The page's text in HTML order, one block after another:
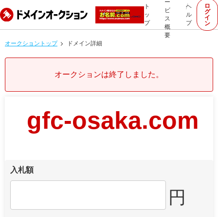
ト
ッ
プ
ー
ビ
ス
概
要
ヘ
ル
プ
ロ
グ
イ
ン
オークショントップ ドメイン詳細
オークションは終了しました。
gfc-osaka.com
入札額
円